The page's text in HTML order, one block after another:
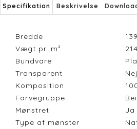
Specifikation Beskrivelse
Bredde 139
Vægt pr. m²
214
Bundvare
Transparent
Komposition
Farvegruppe
Mønstret
Ja
Type af mønster